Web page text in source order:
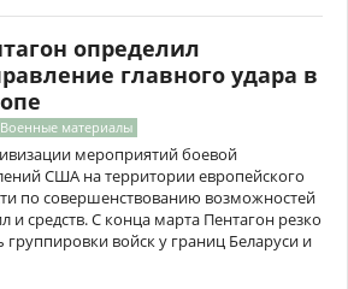
определил
главного удара в
материалы
мероприятий боевой
США на территории европейского
по совершенствованию возможностей
и средств. С конца марта Пентагон резко
группировки войск у границ Беларуси и